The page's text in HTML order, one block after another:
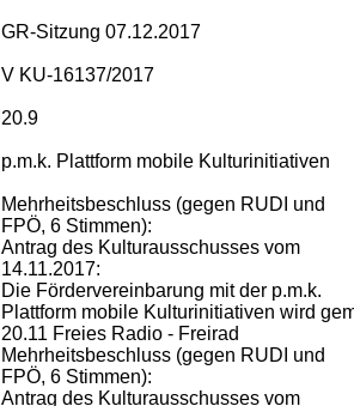
GR-Sitzung 07.12.2017
V KU-16137/2017
20.9
p.m.k. Plattform mobile Kulturinitiativen
Mehrheitsbeschluss (gegen RUDI und
FPÖ, 6 Stimmen):
Antrag des Kulturausschusses vom
14.11.2017:
Die Fördervereinbarung mit der p.m.k.
Plattform mobile Kulturinitiativen wird
20.11 Freies Radio - Freirad
Mehrheitsbeschluss (gegen RUDI und
FPÖ, 6 Stimmen):
Antrag des Kulturausschusses vom